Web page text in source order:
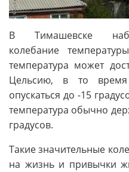
В Тимашевске
колебание
температура может
Цельсию, в то
опускаться до -15
температура обычно
градусов.
Такие значительные
на жизнь и привычки